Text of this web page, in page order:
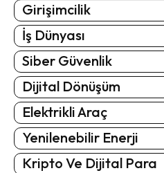
Girişimcilik
İş Dünyası
Siber Güvenlik
Dijital Dönüşüm
Elektrikli Araç
Yenilenebilir Enerji
Kripto Ve Dijital Para